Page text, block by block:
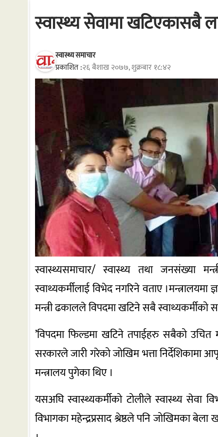
स्वास्थ्य सेवामा खटिएकासबै
स्वास्थ्य समाचार
प्रकाशित :२६ बैशाख २०७७, शुक्रबार १८:४२
स्वास्थ्यसमाचार/ स्वास्थ्य तथा जनसंख्या
स्वाथ्यकर्मीलाई विभेद नगरिने वताए ।मन्त्रालयमा
मन्त्री ढकालले विपदमा खटिने सबै स्वाथ्यकर्मीको
’विपदमा फिल्डमा खटिने तपाईहरु सबैको
सरकारले जारी गरेको जोखिम भत्ता निर्देशिकामा
मन्त्रालय पुगेका थिए ।
यसअघि स्वास्थ्यकर्मीको टोलीले स्वास्थ्य सेवा
विभागका महेन्द्रप्रसाद श्रेष्ठले पनि जोखिमका